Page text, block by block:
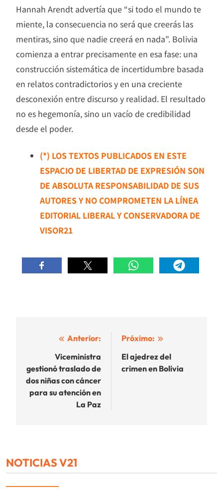
Hannah Arendt advertía que “si todo el mundo te
miente, la consecuencia no será que creerás las
mentiras, sino que nadie creerá en nada”. Bolivia
comienza a entrar precisamente en esa fase: una
construcción sistemática de incertidumbre basada
en relatos contradictorios y en una creciente
desconexión entre discurso y realidad. El resultado
no es hegemonía, sino un vacío de credibilidad
desde el poder.
(*) LOS TEXTOS PUBLICADOS EN ESTE
ESPACIO DE LIBERTAD DE EXPRESIÓN SON
DE ABSOLUTA RESPONSABILIDAD DE SUS
AUTORES Y NO COMPROMETEN LA LÍNEA
EDITORIAL LIBERAL Y CONSERVADORA DE
VISOR21
Navegación
entradas
Anterior:
Viceministra
gestionó traslado de
dos niñas con cáncer
para su atención en
La Paz
Próximo:
El ajedrez del
crimen en Bolivia
NOTICIAS V21